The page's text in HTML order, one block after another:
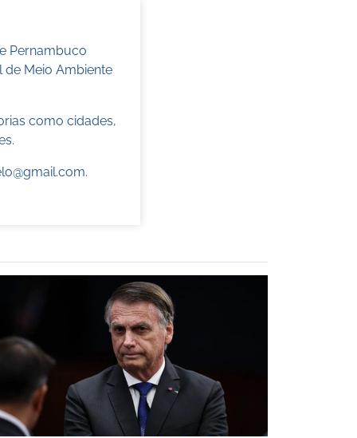
Pernambuco
de Meio Ambiente
como cidades,
.